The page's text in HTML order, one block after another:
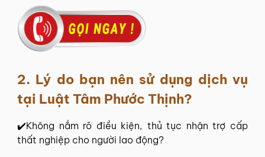
2. Lý do bạn nên sử dụng dịch vụ
tại Luật Tâm Phước Thịnh?
✔️Không nắm rõ điều kiện, thủ tục nhận trợ cấp
thất nghiệp cho người lao động?